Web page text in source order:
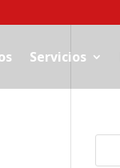
Servicios